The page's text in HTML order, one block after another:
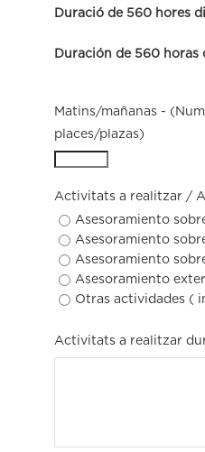
Duració de 560 hores
Duración de 560
Matins/mañanas -
places/plazas)
Activitats a realitzar /
Asesoramiento
Asesoramiento
Asesoramiento
Asesoramiento
Otras actividades (
Activitats a realitzar